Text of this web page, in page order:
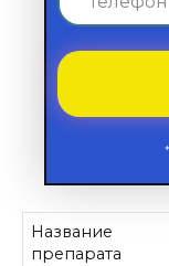
Название
препарата